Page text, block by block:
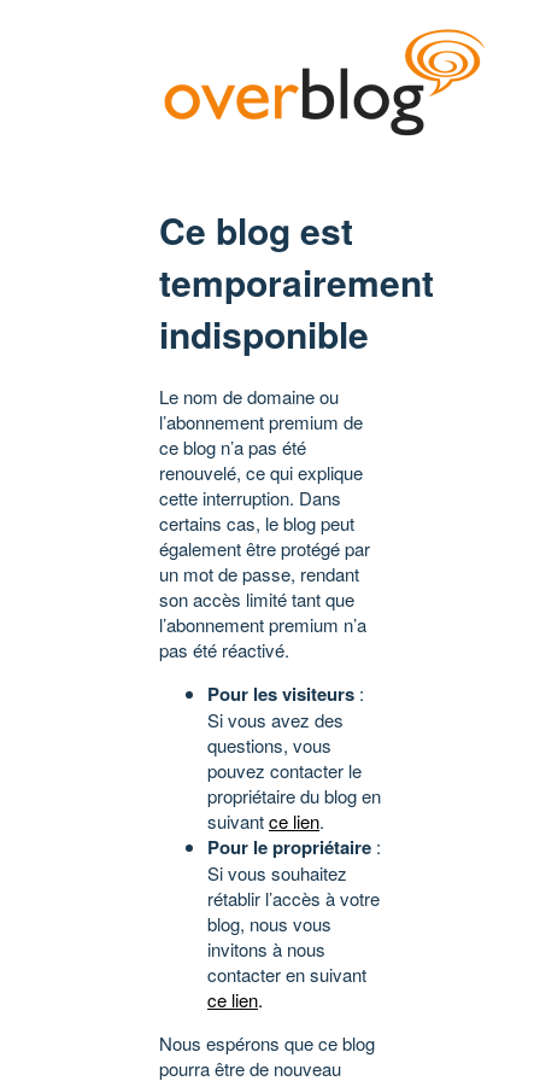
Ce blog est
temporairement
indisponible
Le nom de domaine ou
l’abonnement premium de
ce blog n’a pas été
renouvelé, ce qui explique
cette interruption. Dans
certains cas, le blog peut
également être protégé par
un mot de passe, rendant
son accès limité tant que
l’abonnement premium n’a
pas été réactivé.
Pour les visiteurs :
Si vous avez des
questions, vous
pouvez contacter le
propriétaire du blog en
suivantce lien.
Pour le propriétaire :
Si vous souhaitez
rétablir l’accès à votre
blog, nous vous
invitons à nous
contacter en suivant
ce lien.
Nous espérons que ce blog
pourra être de nouveau